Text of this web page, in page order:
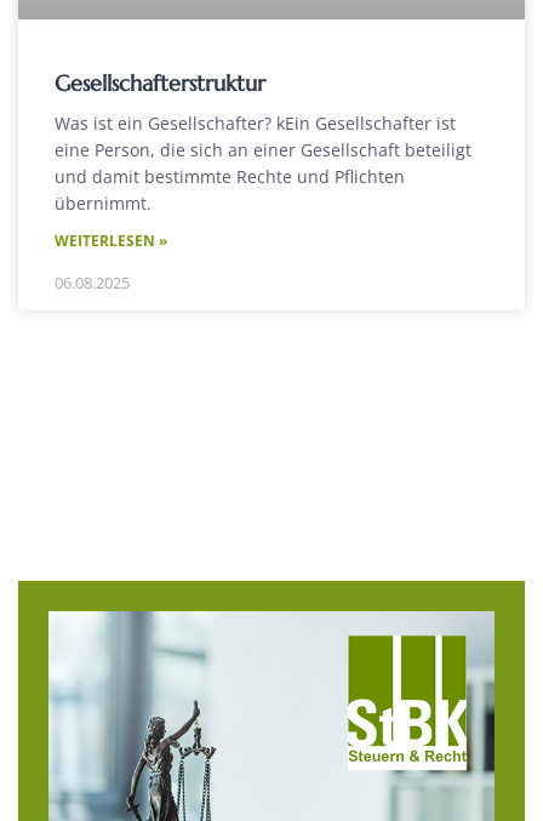
Gesellschafterstruktur
Was ist ein Gesellschafter? kEin Gesellschafter ist
eine Person, die sich an einer Gesellschaft beteiligt
und damit bestimmte Rechte und Pflichten
übernimmt.
WEITERLESEN »
06.08.2025